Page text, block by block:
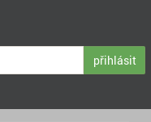
přihlásit